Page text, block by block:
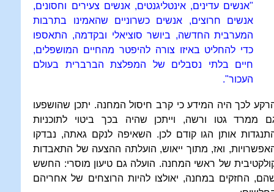
"אנשים עדינים, אינטליגנטים, אנשים צעירים וחסונים,
אנשים חרוצים, אנשים כשרוניים שהאמינו בתרבות
המערבית החדשה, ביושר סוציאלי ובקדמה, התאספו
כדי להחליט באיזו צורה להיפטר מהחיים המושפלים,
חיים בלתי נסבלים של המפלצת הברברית בעולם
העכור".
לכך היה המידע כי קרב חיסול המחנה. יתכן שהושפעו
ממרד גטו ורשה, וייתכן שהיה בכך ביטוי לתוכניות
אותן הגו קודם לכן. השאיפה לנקם גאתה, נבדקו
ואז, מתוך ייאוש, הועלתה ההצעה של התאבדות
של ראשי המחנה. הועלה גם טיעון מוסרי: החשש
החזקים במחנה, יאולצו להיות הרוצחים של אחריהם